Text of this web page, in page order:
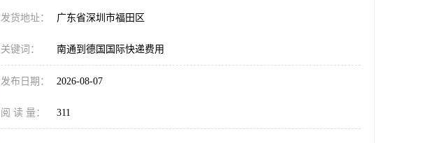
发货地址： 广东省深圳市福田区
关键词： 南通到德国国际快递费用
发布日期： 2026-08-07
阅 读 量： 311